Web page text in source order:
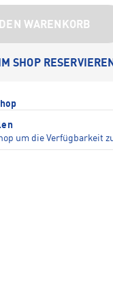
DEN WARENKORB
IM SHOP RESERVIEREN
um die Verfügbarkeit